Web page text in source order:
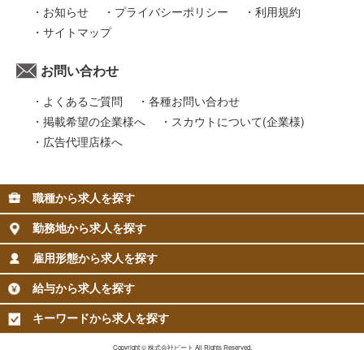
お知らせ
プライバシーポリシー
利用規約
サイトマップ
お問い合わせ
よくあるご質問
各種お問い合わせ
掲載希望の企業様へ
スカウトについて(企業様)
広告代理店様へ
職種から求人を探す
勤務地から求人を探す
雇用形態から求人を探す
給与から求人を探す
キーワードから求人を探す
Copyright © 株式会社ビート All Rights Reserved.